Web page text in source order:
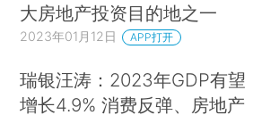
大房地产投资目的地之一
2023年01月12日 APP打开
瑞银汪涛：2023年GDP有望
增长4.9% 消费反弹、房地产